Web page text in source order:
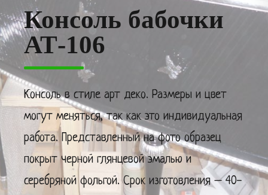
Консоль бабочки
АТ-106
Консоль в стиле арт деко. Размеры и цвет
могут меняться, так как это индивидуальная
работа. Представленный на фото образец
покрыт черной глянцевой эмалью и
серебряной фольгой. Срок изготовления – 40-